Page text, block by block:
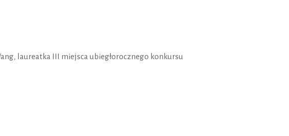
laureatka III miejsca ubiegłorocznego konkursu